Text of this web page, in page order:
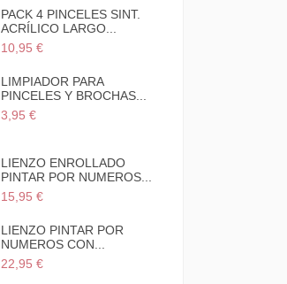
PACK 4 PINCELES SINT.
ACRÍLICO LARGO...
10,95 €
LIMPIADOR PARA
PINCELES Y BROCHAS...
3,95 €
LIENZO ENROLLADO
PINTAR POR NUMEROS...
15,95 €
LIENZO PINTAR POR
NUMEROS CON...
22,95 €